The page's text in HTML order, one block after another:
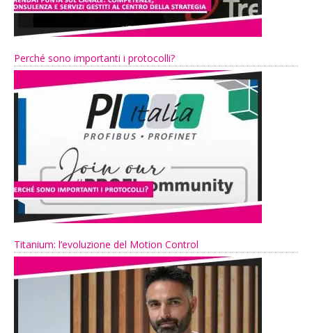
Perché sono importanti i protocolli?
Titanium: l’evoluzione del Motion Control